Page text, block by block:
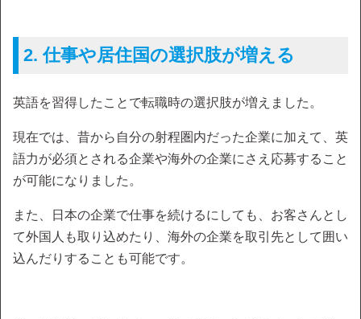
2. 仕事や居住国の選択肢が増える
英語を習得したことで転職時の選択肢が増えました。
現在では、昔から自分の射程圏内だった企業に加えて、英
語力が必須とされる企業や海外の企業にさえ応募すること
が可能になりました。
また、日本の企業で仕事を続けるにしても、お客さんとし
て外国人も取り込めたり、海外の企業を取引先として囲い
込んだりすることも可能です。